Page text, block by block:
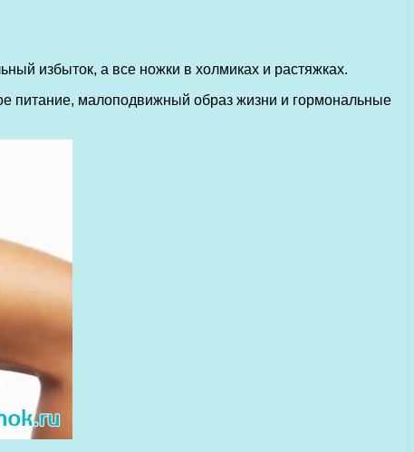
избыток, а все ножки в холмиках и растяжках.
питание, малоподвижный образ жизни и гормональные